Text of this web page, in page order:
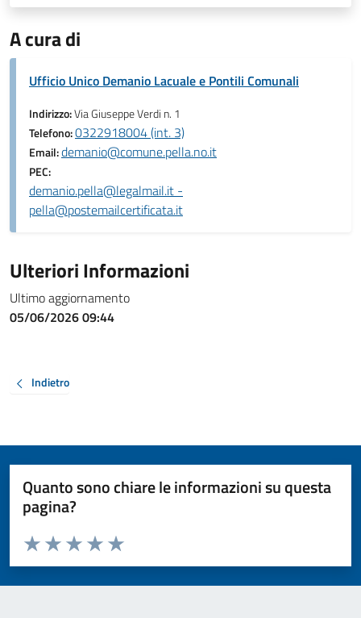
A cura di
Ufficio Unico Demanio Lacuale e Pontili Comunali
Indirizzo:Via Giuseppe Verdi n. 1
Telefono:0322918004 (int. 3)
Email:demanio@comune.pella.no.it
PEC:
demanio.pella@legalmail.it -
pella@postemailcertificata.it
Ulteriori Informazioni
Ultimo aggiornamento
05/06/2026 09:44
Indietro
Quanto sono chiare le informazioni su questa
pagina?
Valuta da 1 a 5 stelle la pagina
Valuta 5 stelle su 5
Valuta 4 stelle su 5
Valuta 3 stelle su 5
Valuta 2 stelle su 5
Valuta 1 stelle su 5